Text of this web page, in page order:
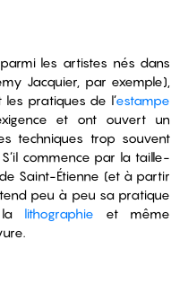
les artistes nés dans
Jacquier, par exemple),
pratiques de l’estampe
et ont ouvert un
techniques trop souvent
commence par la taille-
Saint-Étienne (et à partir
peu à peu sa pratique
la lithographie et même